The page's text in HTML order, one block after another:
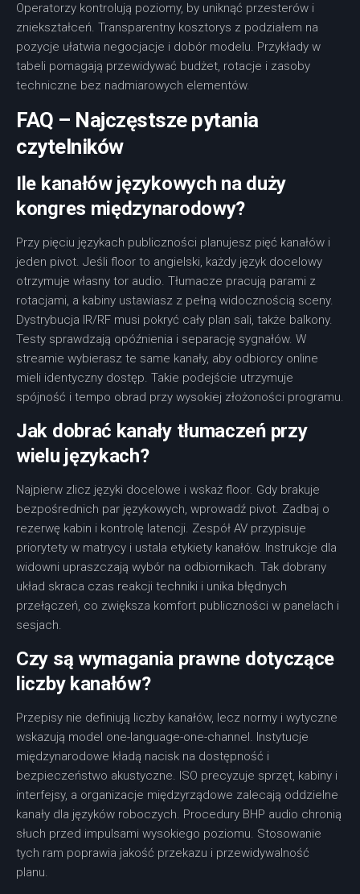
Operatorzy kontrolują poziomy, by uniknąć przesterów i
zniekształceń. Transparentny kosztorys z podziałem na
pozycje ułatwia negocjacje i dobór modelu. Przykłady w
tabeli pomagają przewidywać budżet, rotacje i zasoby
techniczne bez nadmiarowych elementów.
FAQ – Najczęstsze pytania
czytelników
Ile kanałów językowych na duży
kongres międzynarodowy?
Przy pięciu językach publiczności planujesz pięć kanałów i
jeden pivot. Jeśli floor to angielski, każdy język docelowy
otrzymuje własny tor audio. Tłumacze pracują parami z
rotacjami, a kabiny ustawiasz z pełną widocznością sceny.
Dystrybucja IR/RF musi pokryć cały plan sali, także balkony.
Testy sprawdzają opóźnienia i separację sygnałów. W
streamie wybierasz te same kanały, aby odbiorcy online
mieli identyczny dostęp. Takie podejście utrzymuje
spójność i tempo obrad przy wysokiej złożoności programu.
Jak dobrać kanały tłumaczeń przy
wielu językach?
Najpierw zlicz języki docelowe i wskaż floor. Gdy brakuje
bezpośrednich par językowych, wprowadź pivot. Zadbaj o
rezerwę kabin i kontrolę latencji. Zespół AV przypisuje
priorytety w matrycy i ustala etykiety kanałów. Instrukcje dla
widowni upraszczają wybór na odbiornikach. Tak dobrany
układ skraca czas reakcji techniki i unika błędnych
przełączeń, co zwiększa komfort publiczności w panelach i
sesjach.
Czy są wymagania prawne dotyczące
liczby kanałów?
Przepisy nie definiują liczby kanałów, lecz normy i wytyczne
wskazują model one-language-one-channel. Instytucje
międzynarodowe kładą nacisk na dostępność i
bezpieczeństwo akustyczne. ISO precyzuje sprzęt, kabiny i
interfejsy, a organizacje międzyrządowe zalecają oddzielne
kanały dla języków roboczych. Procedury BHP audio chronią
słuch przed impulsami wysokiego poziomu. Stosowanie
tych ram poprawia jakość przekazu i przewidywalność
planu.